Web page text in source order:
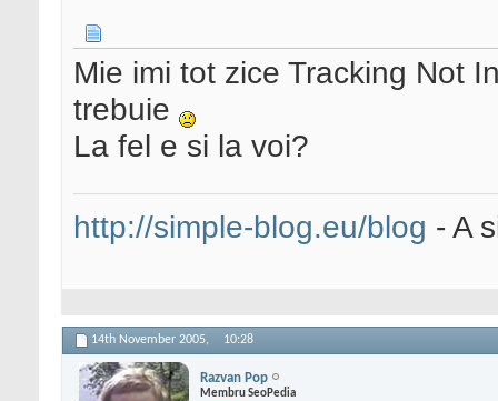
Mie imi tot zice Tracking Not
trebuie
La fel e si la voi?
http://simple-blog.eu/blog - A
14th November 2005, 10:28
Razvan Pop
Membru SeoPedia